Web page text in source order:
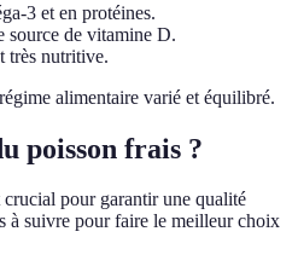
3 et en protéines.
source de vitamine D.
très nutritive.
alimentaire varié et équilibré.
poisson frais ?
pour garantir une qualité
à suivre pour faire le meilleur choix